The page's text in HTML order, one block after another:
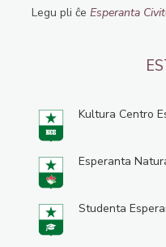
Legu pli ĉe Esperanta
Kultura Centro
Esperanta
Studenta